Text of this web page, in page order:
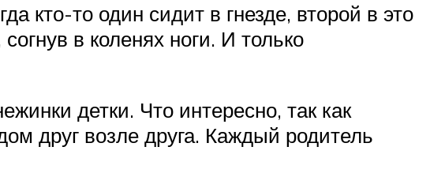
кто-то один сидит в гнезде, второй в это
в коленях ноги. И только
детки. Что интересно, так как
друг возле друга. Каждый родитель